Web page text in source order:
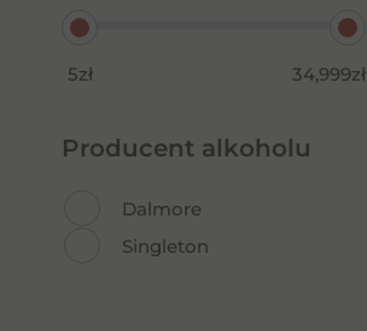
5zł 34,999zł
Producent alkoholu
Dalmore
Singleton